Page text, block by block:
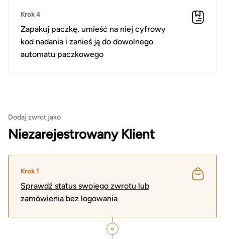
Krok 4
Zapakuj paczkę, umieść na niej cyfrowy
kod nadania i zanieś ją do dowolnego
automatu paczkowego
Dodaj zwrot jako
Niezarejestrowany Klient
Krok 1
Sprawdź status swojego zwrotu lub
zamówienia bez logowania